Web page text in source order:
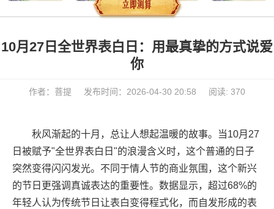
10月27日全世界表白日：用最真挚的方式说爱
你
作者：菩提 发布时间：2026-04-30 20:58 阅读: 370
秋风渐起的十月，总让人想起温暖的故事。当10月27
日被赋予"全世界表白日"的浪漫含义时，这个普通的日子
突然变得闪闪发光。不同于情人节的商业氛围，这个新兴
的节日更强调真诚表达的重要性。数据显示，超过68%的
年轻人认为传统节日让表白变得程式化，而自发形成的表